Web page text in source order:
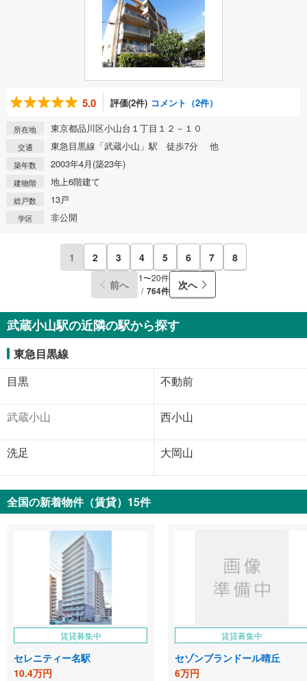
5.0 評価(2件) コメント（2件）
所在地 東京都品川区小山台１丁目１２－１０
交通 東急目黒線「武蔵小山」駅 徒歩7分 他
築年数 2003年4月(築23年)
建物階 地上6階建て
総戸数 13戸
学区 非公開
前へ
1 2 3 4 5 6 7
8
次へ
1〜20件
764件
武蔵小山駅の近隣の駅から探す
東急目黒線
目黒
不動前
武蔵小山 西小山
洗足 大岡山
全国の新着物件（賃貸）15件
賃貸募集中
セレニティー名駅
10.4万円
賃貸募集中
セゾンプランドール晴丘
6万円